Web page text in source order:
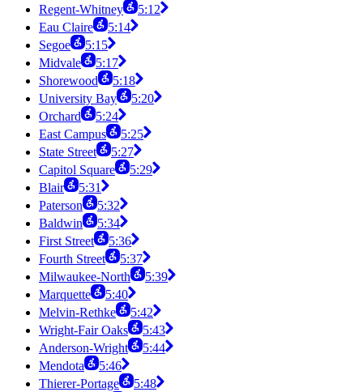
Regent-Whitney
5:12
Eau Claire
5:14
Segoe
5:15
Midvale
5:17
Shorewood
5:18
University Bay
5:20
Orchard
5:24
East Campus
5:25
State Street
5:27
Capitol Square
5:29
Blair
5:31
Paterson
5:32
Baldwin
5:34
First Street
5:36
Fourth Street
5:37
Milwaukee-North
5:39
Marquette
5:40
Melvin-Rethke
5:42
Wright-Fair Oaks
5:43
Anderson-Wright
5:44
Mendota
5:46
Thierer-Portage
5:48